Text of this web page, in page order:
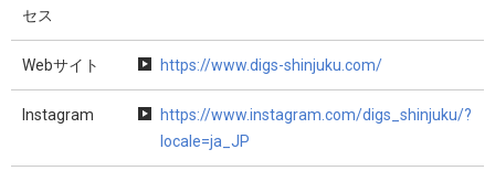
セス
Webサイト https://www.digs-shinjuku.com/
Instagram
https://www.instagram.com/digs_shinjuku/?
locale=ja_JP